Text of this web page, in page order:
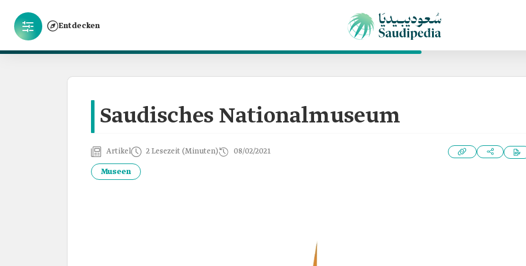
Entdecken
Saudisches Nationalmuseum
Artikel 2 Lesezeit (Minuten) 08/02/2021
Museen